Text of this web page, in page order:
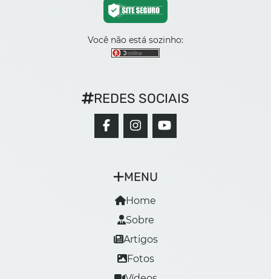
Você não está sozinho:
MENU
Home
Sobre
Artigos
Fotos
REDES SOCIAIS